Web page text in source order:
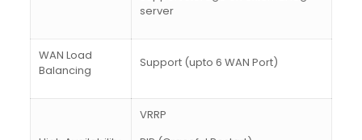
server
WAN Load
Balancing
Support (upto 6 WAN Port)
VRRP